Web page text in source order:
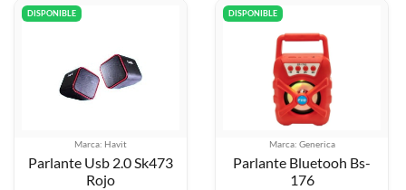
DISPONIBLE
Marca: Havit
Parlante Usb 2.0 Sk473
Rojo
DISPONIBLE
Marca: Generica
Parlante Bluetooh Bs-
176